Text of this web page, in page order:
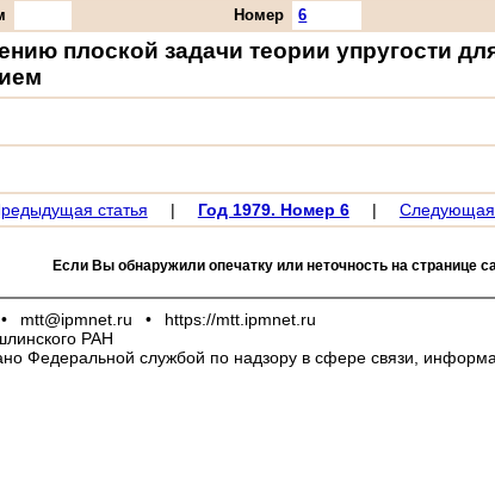
Номер 6
плоской задачи теории упругости
статья | Год 1979. Номер 6 | Следующая
Если Вы обнаружили опечатку или неточность на странице
• mtt@ipmnet.ru •
https://mtt.ipmnet.ru
РАН
Федеральной службой по надзору в сфере связи,